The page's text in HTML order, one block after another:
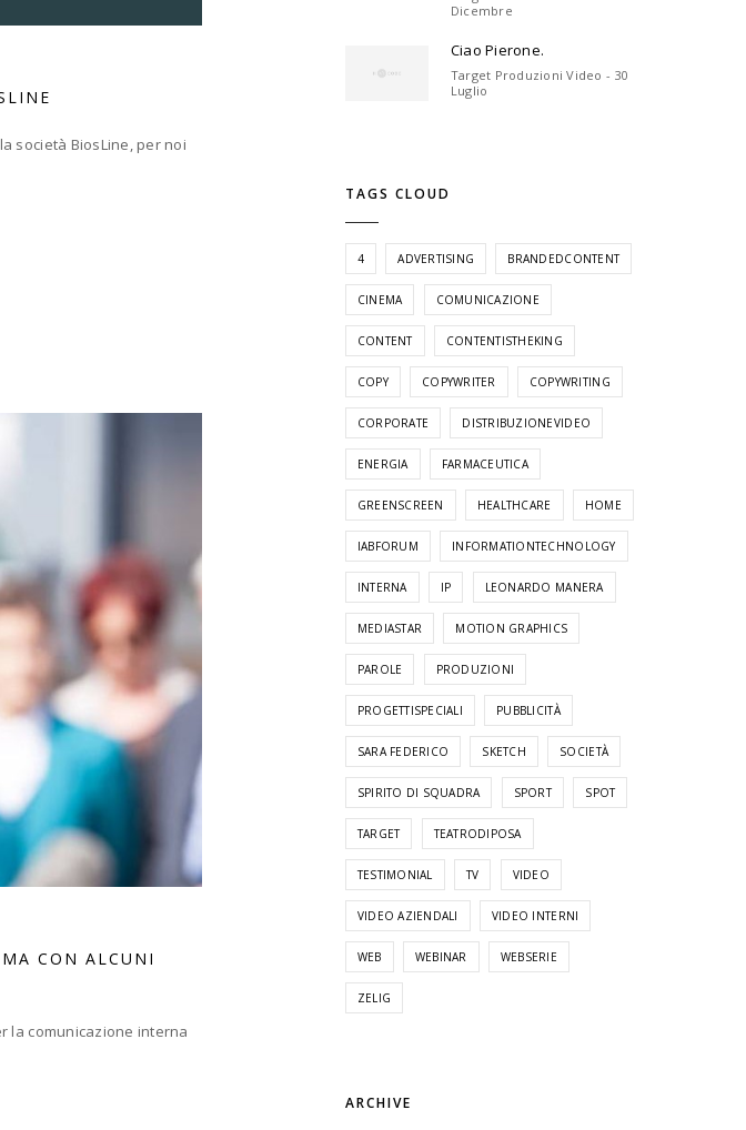
società BiosLine, per noi
CON ALCUNI
la comunicazione interna
Dicembre
Ciao Pierone.
Target Produzioni Video - 30
Luglio
TAGS CLOUD
4 ADVERTISING BRANDEDCONTENT
CINEMA COMUNICAZIONE
CONTENT CONTENTISTHEKING
COPY COPYWRITER COPYWRITING
CORPORATE DISTRIBUZIONEVIDEO
ENERGIA FARMACEUTICA
GREENSCREEN HEALTHCARE HOME
IABFORUM INFORMATIONTECHNOLOGY
INTERNA IP LEONARDO MANERA
MEDIASTAR MOTION GRAPHICS
PAROLE PRODUZIONI
PROGETTISPECIALI PUBBLICITÀ
SARA FEDERICO SKETCH SOCIETÀ
SPIRITO DI SQUADRA SPORT SPOT
TARGET TEATRODIPOSA
TESTIMONIAL TV VIDEO
VIDEO AZIENDALI VIDEO INTERNI
WEB WEBINAR WEBSERIE
ZELIG
ARCHIVE